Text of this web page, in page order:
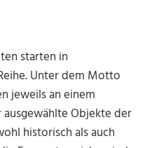
starten in
Unter dem Motto
jeweils an einem
ausgewählte Objekte der
historisch als auch